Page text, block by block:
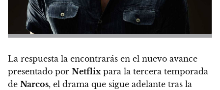
La respuesta la encontrarás en el nuevo avance
presentado por Netflixpara la tercera temporada
de Narcos, el drama que sigue adelante tras la